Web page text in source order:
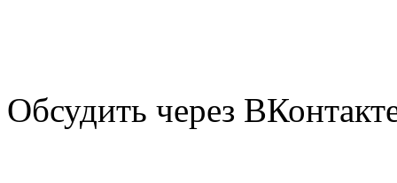
Обсудить через